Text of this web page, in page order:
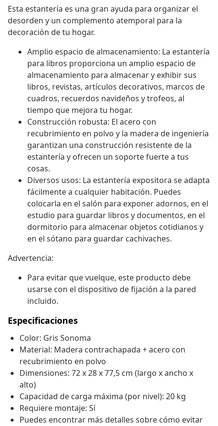
Esta estantería es una gran ayuda para organizar el
desorden y un complemento atemporal para la
decoración de tu hogar.
Amplio espacio de almacenamiento: La estantería
para libros proporciona un amplio espacio de
almacenamiento para almacenar y exhibir sus
libros, revistas, artículos decorativos, marcos de
cuadros, recuerdos navideños y trofeos, al
tiempo que mejora tu hogar.
Construcción robusta: El acero con
recubrimiento en polvo y la madera de ingeniería
garantizan una construcción resistente de la
estantería y ofrecen un soporte fuerte a tus
cosas.
Diversos usos: La estantería expositora se adapta
fácilmente a cualquier habitación. Puedes
colocarla en el salón para exponer adornos, en el
estudio para guardar libros y documentos, en el
dormitorio para almacenar objetos cotidianos y
en el sótano para guardar cachivaches.
Advertencia:
Para evitar que vuelque, este producto debe
usarse con el dispositivo de fijación a la pared
incluido.
Especificaciones
Color: Gris Sonoma
Material: Madera contrachapada + acero con
recubrimiento en polvo
Dimensiones: 72 x 28 x 77,5 cm (largo x ancho x
alto)
Capacidad de carga máxima (por nivel): 20 kg
Requiere montaje: Sí
Puedes encontrar más detalles sobre cómo evitar